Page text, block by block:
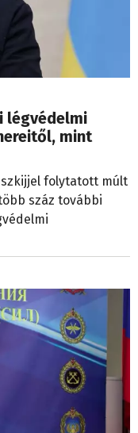
légvédelmi
mint
folytatott múlt
száz további